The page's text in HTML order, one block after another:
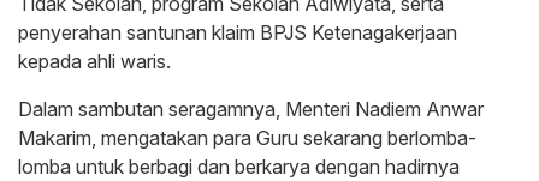
penyerahan santunan klaim BPJS Ketenagakerjaan
kepada ahli waris.
Dalam sambutan seragamnya, Menteri Nadiem Anwar
Makarim, mengatakan para Guru sekarang berlomba-
lomba untuk berbagi dan berkarya dengan hadirnya